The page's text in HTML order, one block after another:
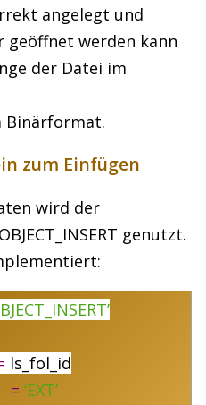
angelegt und
geöffnet werden kann
der Datei im
Binärformat.
zum Einfügen
wird der
genutzt.
ls_fol_id
= ‘EXT’